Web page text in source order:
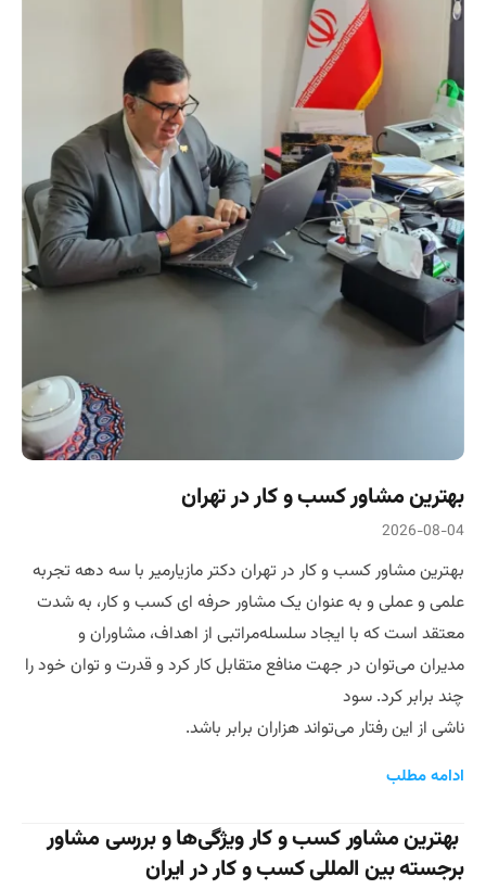
بهترین مشاور کسب و کار در تهران
2026-08-04
بهترین مشاور کسب و کار در تهران دکتر مازیارمیر با سه دهه تجربه
علمی و عملی و به عنوان یک مشاور حرفه ای کسب و کار، به شدت
معتقد است که با ایجاد سلسله‌مراتبی از اهداف، مشاوران و
مدیران می‌توان در جهت منافع متقابل کار کرد و قدرت و توان خود را
چند برابر کرد. سود
ناشی از این رفتار می‌تواند هزاران برابر باشد.
ادامه مطلب
بهترین مشاور کسب و کار ویژگی‌ها و بررسی مشاور
برجسته بین المللی کسب و کار در ایران